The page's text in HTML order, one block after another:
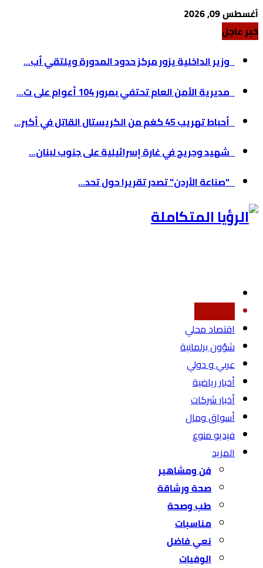
أغسطس 09, 2026
خبر عاجل
وزير الداخلية يزور مركز حدود المدورة ويلتقي أب...
مديرية الأمن العام تحتفي بمرور 104 أعوام على ت...
أحباط تهريب 45 كغم من الكريستال القاتل في أكبر...
شهيد وجريح في غارة إسرائيلية على جنوب لبنان...
“صناعة الأردن” تصدر تقريرا حول تحد...
اقتصاد محلي
شؤون برلمانية
عربي و دولي
أخبار رياضية
أخبار شركات
أسواق ومال
فيديو منوع
المزيد
فن ومشاهير
صحة ورشاقة
طب وصحة
مناسبات
نعي فاضل
الوفيات